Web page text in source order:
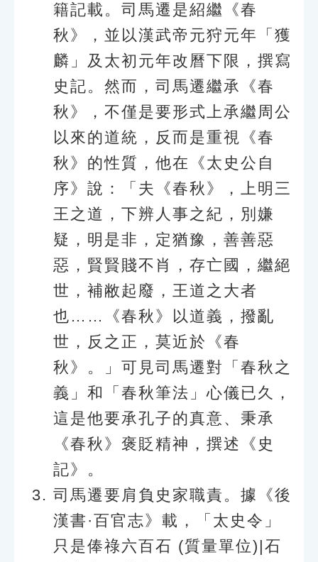
籍記載。司馬遷是紹繼《春
秋》，並以漢武帝元狩元年「獲
麟」及太初元年改曆下限，撰寫
史記。然而，司馬遷繼承《春
秋》，不僅是要形式上承繼周公
以來的道統，反而是重視《春
秋》的性質，他在《太史公自
序》說：「夫《春秋》，上明三
王之道，下辨人事之紀，別嫌
疑，明是非，定猶豫，善善惡
惡，賢賢賤不肖，存亡國，繼絕
世，補敝起廢，王道之大者
也……《春秋》以道義，撥亂
世，反之正，莫近於《春
秋》。」可見司馬遷對「春秋之
義」和「春秋筆法」心儀已久，
這是他要承孔子的真意、秉承
《春秋》褒貶精神，撰述《史
記》。
司馬遷要肩負史家職責。據《後
漢書·百官志》載，「太史令」
只是俸祿六百石 (質量單位)|石